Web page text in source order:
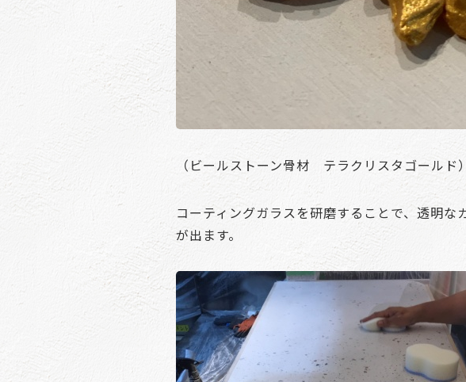
（ビールストーン骨材 テラクリスタゴールド）
コーティングガラスを研磨することで、透明
が出ます。